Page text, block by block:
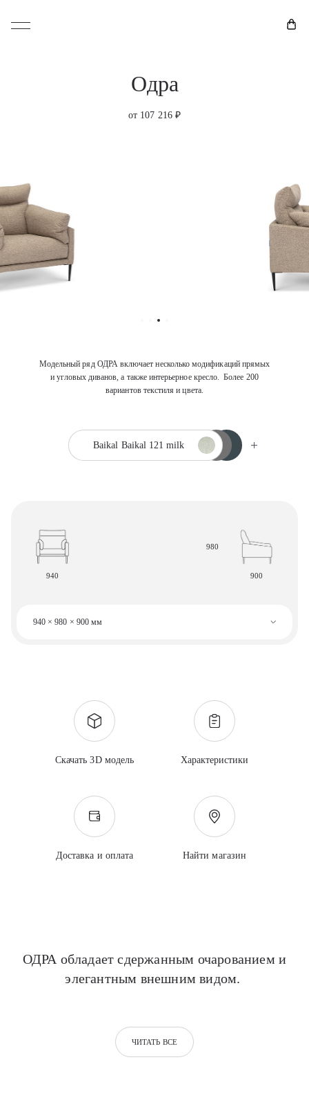
Одра
от 107 216 ₽
Модельный ряд ОДРА включает несколько модификаций прямых
и угловых диванов, а также интерьерное кресло. Более 200
вариантов текстиля и цвета.
Baikal Baikal 121 milk
940 × 980 × 900 мм
940
980
900
Скачать 3D модель Характеристики
Доставка и оплата Найти магазин
ОДРА обладает сдержанным очарованием и
элегантным внешним видом.
ЧИТАТЬ ВСЕ